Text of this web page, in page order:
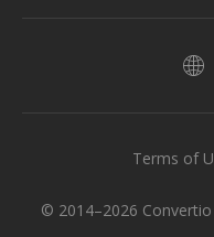
© 2014–2026
Terms of